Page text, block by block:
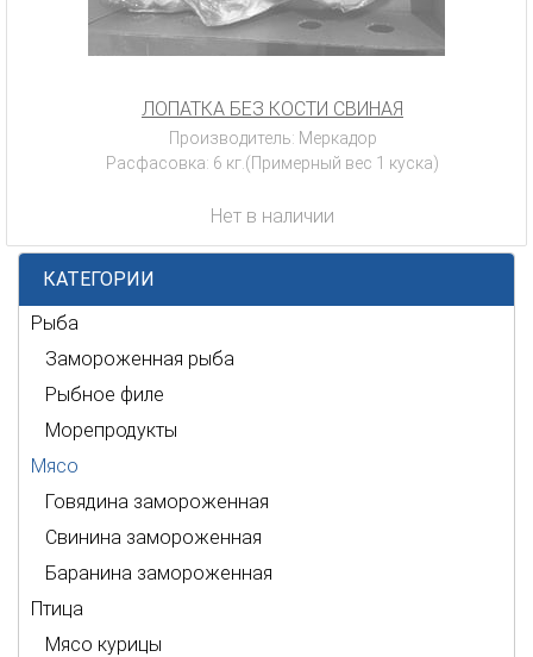
ЛОПАТКА БЕЗ КОСТИ СВИНАЯ
Производитель: Меркадор
Расфасовка: 6 кг.(Примерный вес 1 куска)
Нет в наличии
КАТЕГОРИИ
Рыба
Замороженная рыба
Рыбное филе
Морепродукты
Мясо
Говядина замороженная
Свинина замороженная
Баранина замороженная
Птица
Мясо курицы